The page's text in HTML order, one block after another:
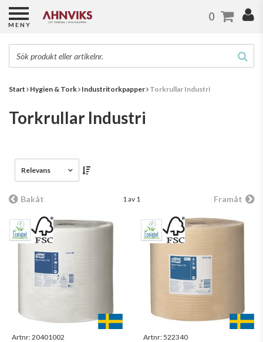
Start Hygien & Tork Industritorkpapper Torkrullar Industri
Torkrullar Industri
Relevans
Bakåt 1 av 1 Framåt
Artnr:20401002 Artnr:522340
MENY
0